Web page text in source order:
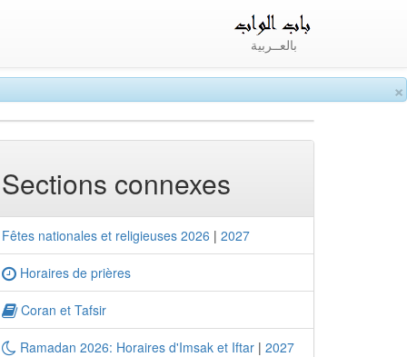
×
بالعــربية
Sections connexes
Fêtes nationales et religieuses 2026 | 2027
Horaires de prières
Coran et Tafsir
Ramadan 2026: Horaires d'Imsak et Iftar | 2027